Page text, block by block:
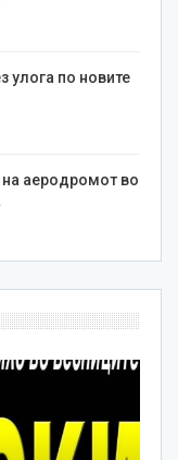
улога по новите
аеродромот во